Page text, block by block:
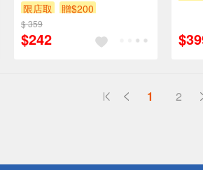
限店取
贈$200
$ 359
$242
1 2